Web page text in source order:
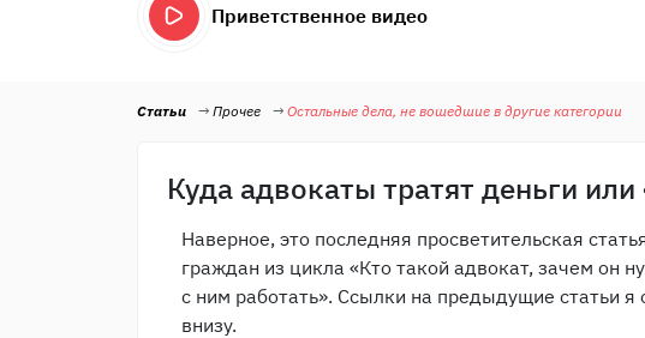
Приветственное видео
Статьи Прочее Остальные дела, не вошедшие в другие категории
Куда адвокаты тратят деньги
Наверное, это последняя просветительская
граждан из цикла «Кто такой адвокат, зачем он
с ним работать». Ссылки на предыдущие статьи я
внизу.